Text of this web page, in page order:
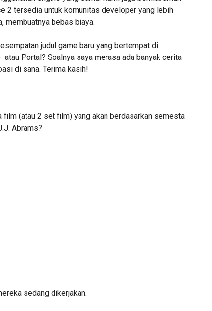
2 tersedia untuk komunitas developer yang lebih
membuatnya bebas biaya.
judul game baru yang bertempat di
Portal? Soalnya saya merasa ada banyak cerita
di sana. Terima kasih!
film (atau 2 set film) yang akan berdasarkan semesta
Abrams?
sedang dikerjakan.